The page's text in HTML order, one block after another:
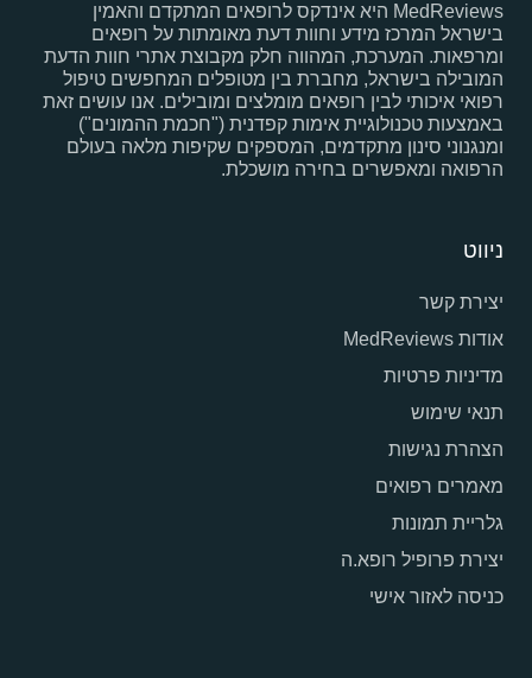
MedReviews היא אינדקס לרופאים המתקדם והאמין
בישראל המרכז מידע וחוות דעת מאומתות על רופאים
ומרפאות. המערכת, המהווה חלק מקבוצת אתרי חוות הדעת
המובילה בישראל, מחברת בין מטופלים המחפשים טיפול
רפואי איכותי לבין רופאים מומלצים ומובילים. אנו עושים זאת
באמצעות טכנולוגיית אימות קפדנית ("חכמת ההמונים")
ומנגנוני סינון מתקדמים, המספקים שקיפות מלאה בעולם
הרפואה ומאפשרים בחירה מושכלת.
ניווט
יצירת קשר
אודות MedReviews
מדיניות פרטיות
תנאי שימוש
הצהרת נגישות
מאמרים רפואים
גלריית תמונות
יצירת פרופיל רופא.ה
כניסה לאזור אישי